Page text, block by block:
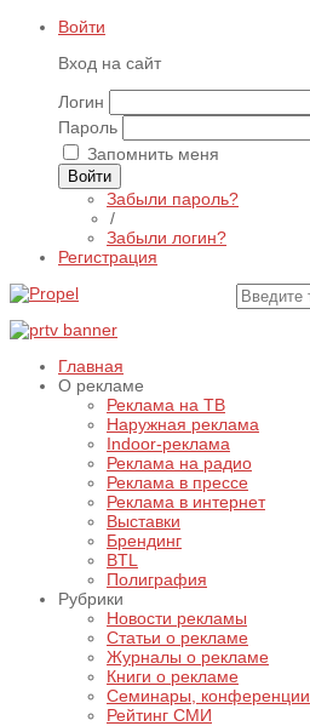
Войти
Вход на сайт
Логин
Пароль
Запомнить меня
Войти
Забыли пароль?
/
Забыли логин?
Регистрация
Главная
О рекламе
Реклама на ТВ
Наружная реклама
Indoor-реклама
Реклама на радио
Реклама в прессе
Реклама в интернет
Выставки
Брендинг
BTL
Полиграфия
Рубрики
Новости рекламы
Статьи о рекламе
Журналы о рекламе
Книги о рекламе
Семинары, конференции
Рейтинг СМИ